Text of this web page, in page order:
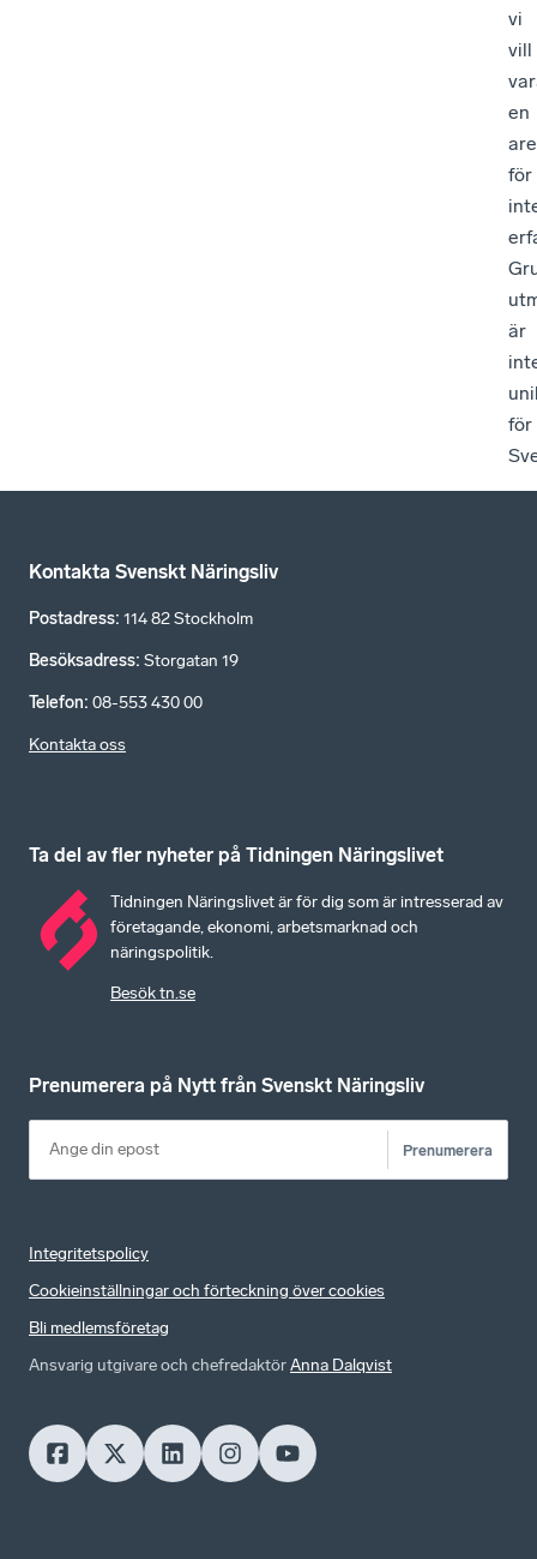
vi
vill
en
för
är
för
Kontakta Svenskt Näringsliv
Postadress: 114 82 Stockholm
Besöksadress: Storgatan 19
Telefon: 08-553 430 00
Kontakta oss
Ta del av fler nyheter på Tidningen Näringslivet
Tidningen Näringslivet är för dig som är intresserad av
företagande, ekonomi, arbetsmarknad och
näringspolitik.
Besök tn.se
Prenumerera på Nytt från Svenskt Näringsliv
Prenumerera
Integritetspolicy
Cookieinställningar och förteckning över cookies
Bli medlemsföretag
Ansvarig utgivare och chefredaktörAnna Dalqvist